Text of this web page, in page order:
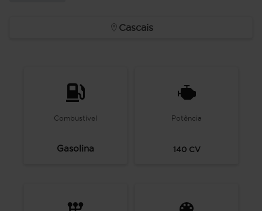
Cascais
Combustível
Gasolina
Potência
140CV